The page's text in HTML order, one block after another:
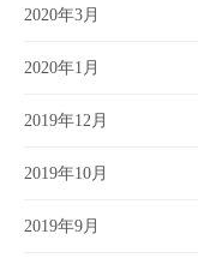
2020年3月
2020年1月
2019年12月
2019年10月
2019年9月